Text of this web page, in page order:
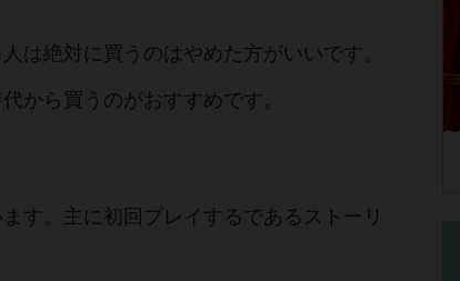
は絶対に買うのはやめた方がいいです。
から買うのがおすすめです。
す。主に初回プレイするであるストーリ